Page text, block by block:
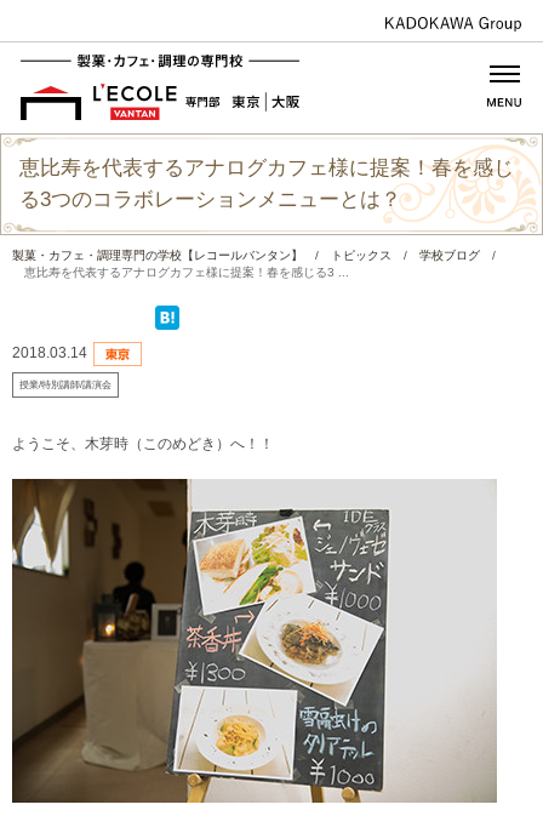
恵比寿を代表するアナログカフェ様に提案！春を感じ
る3つのコラボレーションメニューとは？
製菓・カフェ・調理専門の学校【レコールバンタン】 / トピックス / 学校ブログ
/
恵比寿を代表するアナログカフェ様に提案！春を感じる3 ...
2018.03.14
授業/特別講師/講演会
ようこそ、木芽時（このめどき）へ！！